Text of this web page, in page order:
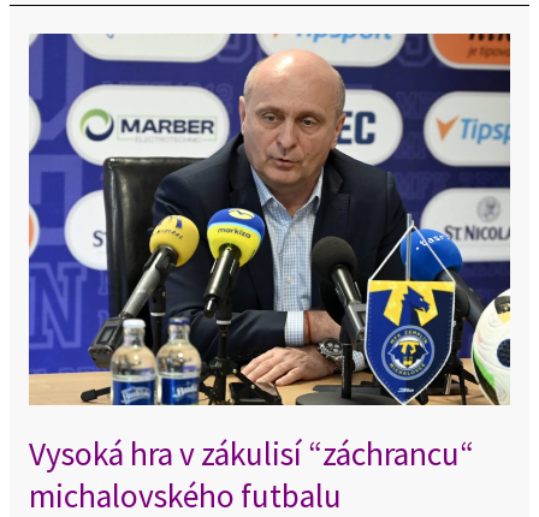
Vysoká hra v zákulisí “záchrancu“
michalovského futbalu
Vysoká
zákulisí
“záchrancu“
michalovského
futbalu